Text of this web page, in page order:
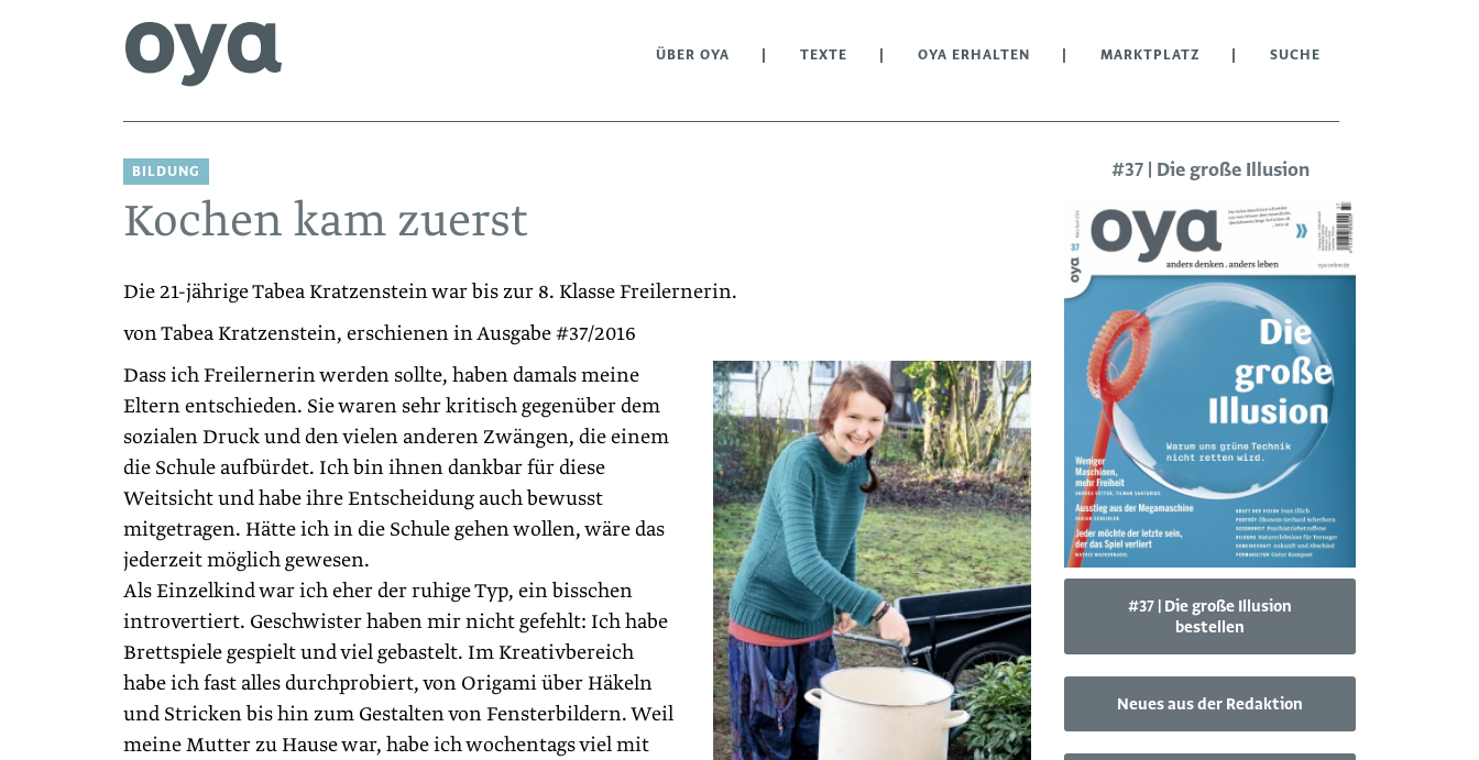
ÜBER OYA TEXTE OYA ERHALTEN MARKTPLATZ SUCHE
BILDUNG
Kochen kam zuerst
Die 21-jährige Tabea Kratzenstein war bis zur 8. Klasse Freilernerin.
von Tabea Kratzenstein, erschienen in Ausgabe #37/2016
Dass ich Freilernerin werden sollte, haben damals meine
Eltern entschieden. Sie waren sehr kritisch gegenüber dem
sozialen Druck und den vielen anderen Zwängen, die einem
die Schule aufbürdet. Ich bin ihnen dankbar für diese
Weitsicht und habe ihre Entscheidung auch bewusst
mitgetragen. Hätte ich in die Schule gehen wollen, wäre das
jederzeit möglich gewesen.
Als Einzelkind war ich eher der ruhige Typ, ein bisschen
introvertiert. Geschwister haben mir nicht gefehlt: Ich habe
Brettspiele gespielt und viel gebastelt. Im Kreativbereich
habe ich fast alles durchprobiert, von Origami über Häkeln
und Stricken bis hin zum Gestalten von Fensterbildern. Weil
meine Mutter zu Hause war, habe ich wochentags viel mit
#37 | Die große Illusion
#37 | Die große Illusion
bestellen
Neues aus der Redaktion